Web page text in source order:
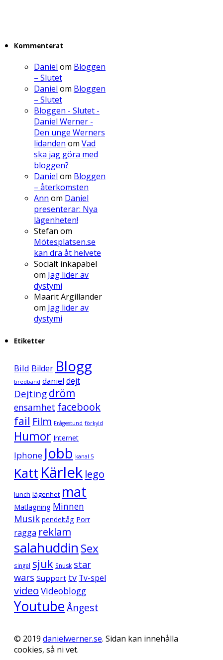
Kommenterat
Daniel om Bloggen
– Slutet
Daniel om Bloggen
– Slutet
Bloggen - Slutet -
Daniel Werner -
Den unge Werners
lidanden om Vad
ska jag göra med
bloggen?
Daniel om Bloggen
– återkomsten
Ann om Daniel
presenterar: Nya
lägenheten!
Stefan om
Mötesplatsen.se
kan dra åt helvete
Socialt inkapabel
om Jag lider av
dystymi
Maarit Argillander
om Jag lider av
dystymi
Etiketter
Bild Bilder Blogg
bredband daniel dejt
Dejtingdröm
ensamhet facebook
fail Film Frågestund förkyld
Humor Internet
Iphone Jobb kanal 5
Katt Kärlek lego
lunch lägenhet mat
Matlagning Minnen
Musik pendeltåg Porr
ragga reklam
salahuddin Sex
singel sjuk Snusk star
wars Support tv Tv-spel
video Videoblogg
YoutubeÅngest
© 2019 danielwerner.se. Sidan kan innehålla
cookies, så ni vet.